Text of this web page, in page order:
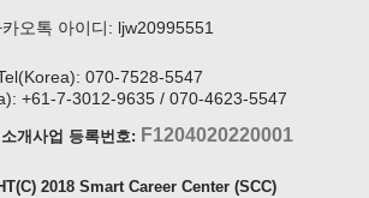
카오톡 아이디: ljw20995551
070-7528-5547
+61-7-3012-9635 / 070-4623-5547
개사업 등록번호: F1204020220001
2018 Smart Career Center (SCC)